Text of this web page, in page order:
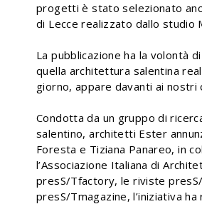
progetti è stato selezionato
di Lecce realizzato dallo studio
La pubblicazione ha la volontà
quella architettura salentina
giorno, appare davanti ai nostri
Condotta da un gruppo di
salentino, architetti Ester
Foresta e Tiziana Panareo, in
l’Associazione Italiana di
presS/Tfactory, le riviste
presS/Tmagazine, l’iniziativa